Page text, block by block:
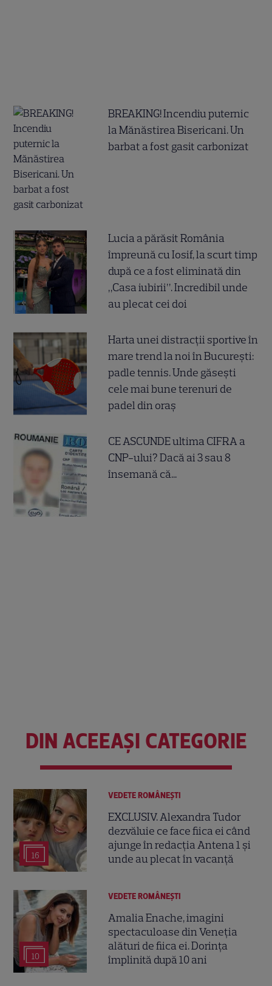
BREAKING! Incendiu puternic
la Mănăstirea Bisericani. Un
barbat a fost gasit carbonizat
Lucia a părăsit România
împreună cu Iosif, la scurt timp
după ce a fost eliminată din
„Casa iubirii”. Incredibil unde
au plecat cei doi
Harta unei distracții sportive în
mare trend la noi în București:
padle tennis. Unde găsești
cele mai bune terenuri de
padel din oraș
CE ASCUNDE ultima CIFRA a
CNP-ului? Dacă ai 3 sau 8
însemană că...
DIN ACEEAȘI CATEGORIE
16
VEDETE ROMÂNEŞTI
EXCLUSIV. Alexandra Tudor
dezvăluie ce face fiica ei când
ajunge în redacția Antena 1 și
unde au plecat în vacanță
10
VEDETE ROMÂNEŞTI
Amalia Enache, imagini
spectaculoase din Veneția
alături de fiica ei. Dorința
împlinită după 10 ani